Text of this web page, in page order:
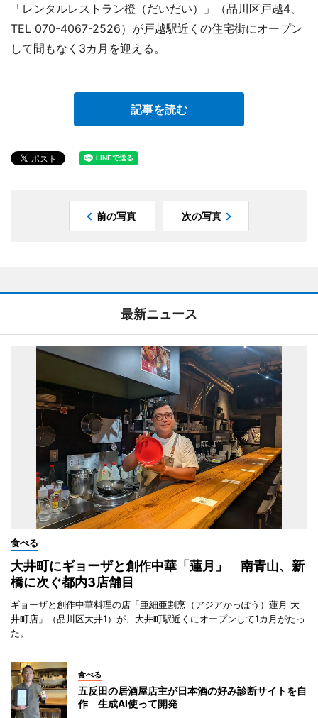
「レンタルレストラン橙（だいだい）」（品川区戸越4、
TEL 070-4067-2526）が戸越駅近くの住宅街にオープン
して間もなく3カ月を迎える。
記事を読む
前の写真 次の写真
最新ニュース
食べる
大井町にギョーザと創作中華「蓮月」 南青山、新
橋に次ぐ都内3店舗目
ギョーザと創作中華料理の店「亜細亜割烹（アジアかっぽう）蓮月 大
井町店」（品川区大井1）が、大井町駅近くにオープンして1カ月がたっ
た。
食べる
五反田の居酒屋店主が日本酒の好み診断サイトを自
作 生成AI使って開発